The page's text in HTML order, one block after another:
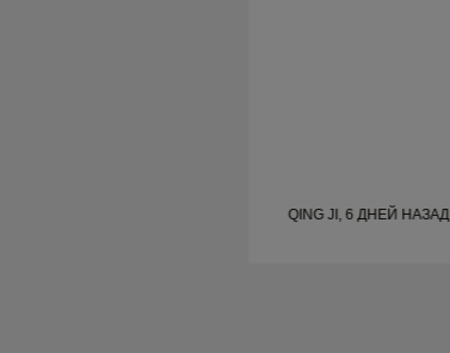
QING JI, 6 ДНЕЙ НАЗАД